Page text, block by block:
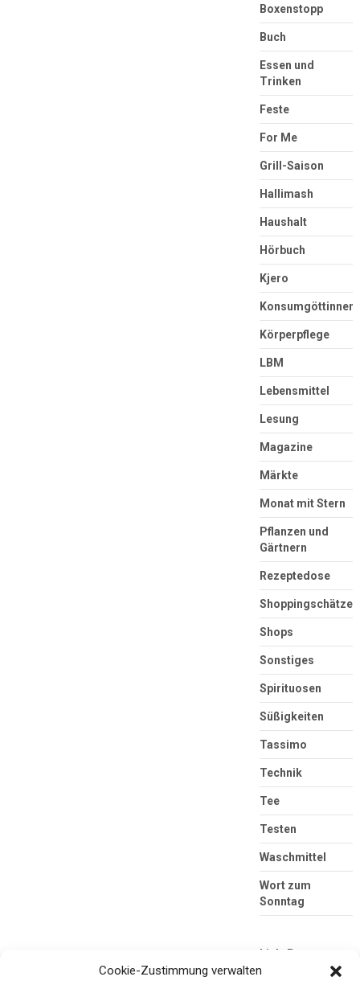
Boxenstopp
Buch
Essen und
Trinken
Feste
For Me
Grill-Saison
Hallimash
Haushalt
Hörbuch
Kjero
Konsumgöttinnen
Körperpflege
LBM
Lebensmittel
Lesung
Magazine
Märkte
Monat mit Stern
Pflanzen und
Gärtnern
Rezeptedose
Shoppingschätze
Shops
Sonstiges
Spirituosen
Süßigkeiten
Tassimo
Technik
Tee
Testen
Waschmittel
Wort zum
Sonntag
Link-Partner
Cookie-Zustimmung verwalten